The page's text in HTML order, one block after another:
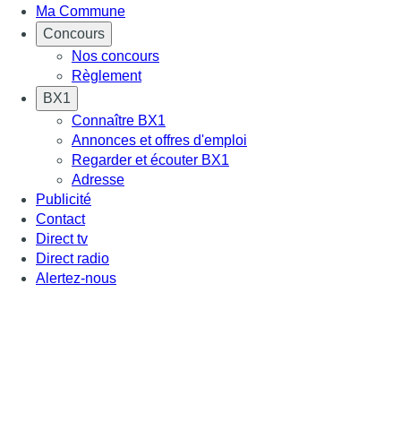
Ma Commune
Concours
Nos concours
Règlement
BX1
Connaître BX1
Annonces et offres d'emploi
Regarder et écouter BX1
Adresse
Publicité
Contact
Direct tv
Direct radio
Alertez-nous